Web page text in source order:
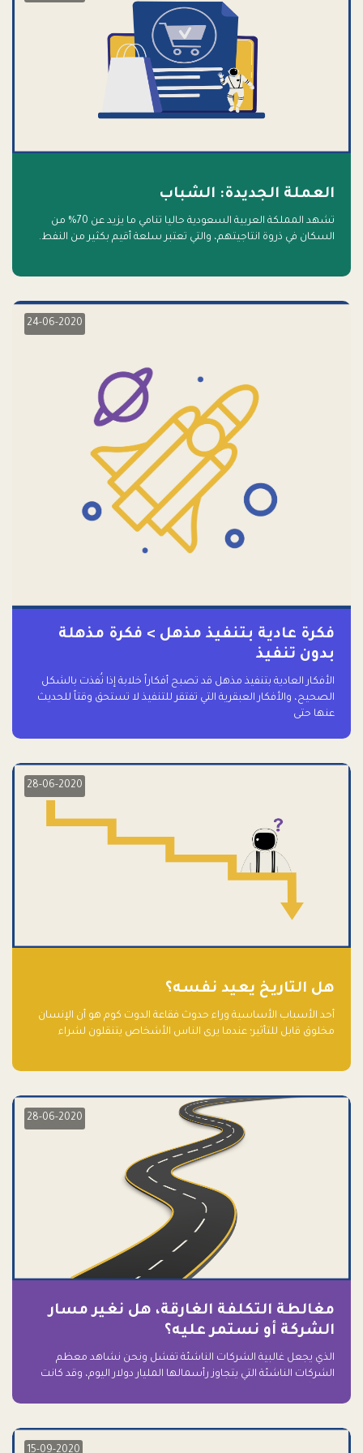
العملة الجديدة: الشباب
تشهد المملكة العربية السعودية حاليا تنامي ما يزيد عن 70% من
السكان في ذروة انتاجيتهم، والتي تعتبر سلعة أقيم بكثير من النفط.
24-06-2020
فكرة عادية بتنفيذ مذهل > فكرة مذهلة
بدون تنفيذ
الأفكار العادية بتنفيذ مذهل قد تصبح أفكاراً خلابة إذا نُفذت بالشكل
الصحيح، والأفكار العبقرية التي تفتقر للتنفيذ لا تستحق وقتاً للحديث
عنها حتى
28-06-2020
هل التاريخ يعيد نفسه؟
أحد الأسباب الأساسية وراء حدوث فقاعة الدوت كوم هو أن الإنسان
مخلوق قابل للتأثير؛ عندما يرى الناس الأشخاص يتنقلون لشراء
28-06-2020
مغالطة التكلفة الغارقة، هل نغير مسار
الشركة أو نستمر عليه؟
الذي يجعل غالبية الشركات الناشئة تفشل ونحن نشاهد معظم
الشركات الناشئة التي يتجاوز رأسمالها المليار دولار اليوم، وقد كانت
15-09-2020